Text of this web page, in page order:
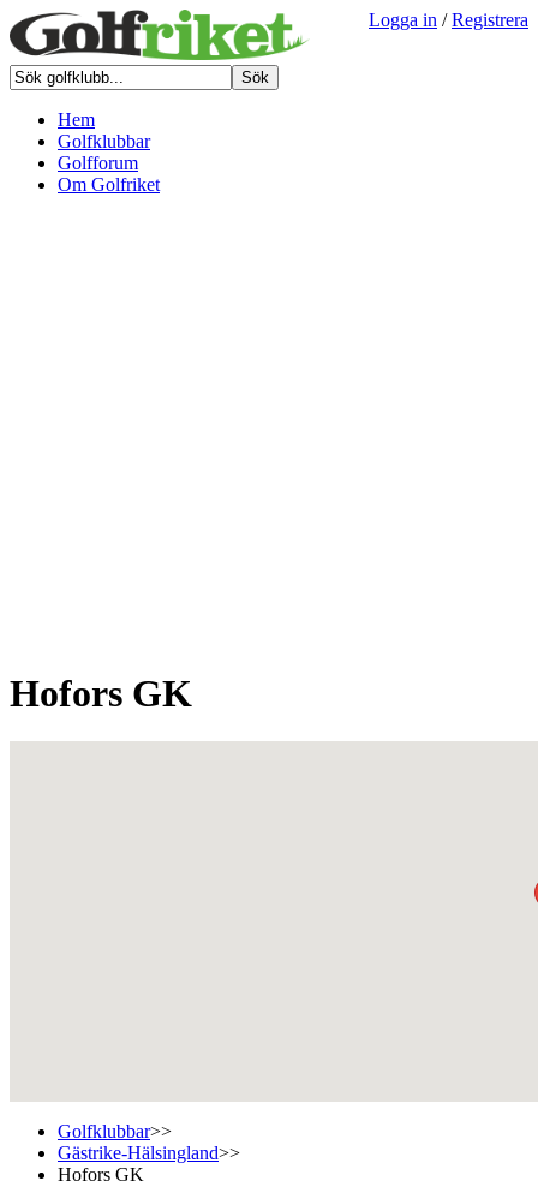
Logga in /Registrera
Hem
Golfklubbar
Golfforum
Om Golfriket
Hofors GK
Golfklubbar>>
Gästrike-Hälsingland>>
Hofors GK